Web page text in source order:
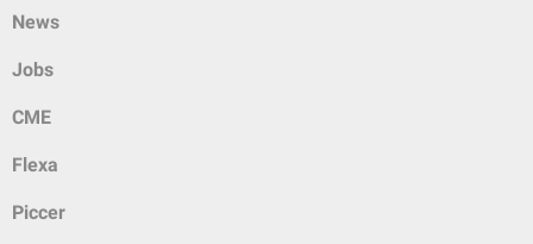
News
Jobs
CME
Flexa
Piccer